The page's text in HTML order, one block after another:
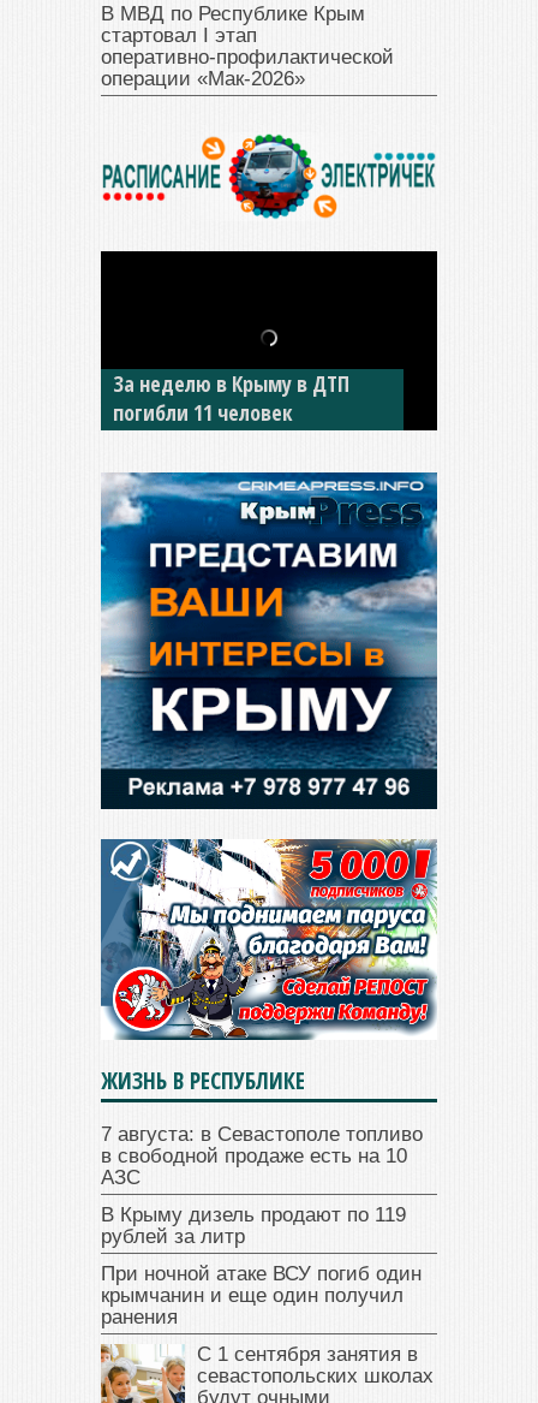
В МВД по Республике Крым
стартовал I этап
оперативно‑профилактической
операции «Мак‑2026»
За неделю в Крыму в ДТП
погибли 11 человек
В Джанкое водитель ВАЗа
сбил двух детей на «зебре»
ЖИЗНЬ В РЕСПУБЛИКЕ
7 августа: в Севастополе топливо
в свободной продаже есть на 10
АЗС
В Крыму дизель продают по 119
рублей за литр
При ночной атаке ВСУ погиб один
крымчанин и еще один получил
ранения
С 1 сентября занятия в
севастопольских школах
будут очными